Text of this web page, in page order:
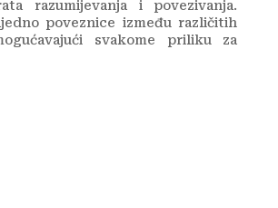
razumijevanja i povezivanja.
poveznice između različitih
svakome priliku za